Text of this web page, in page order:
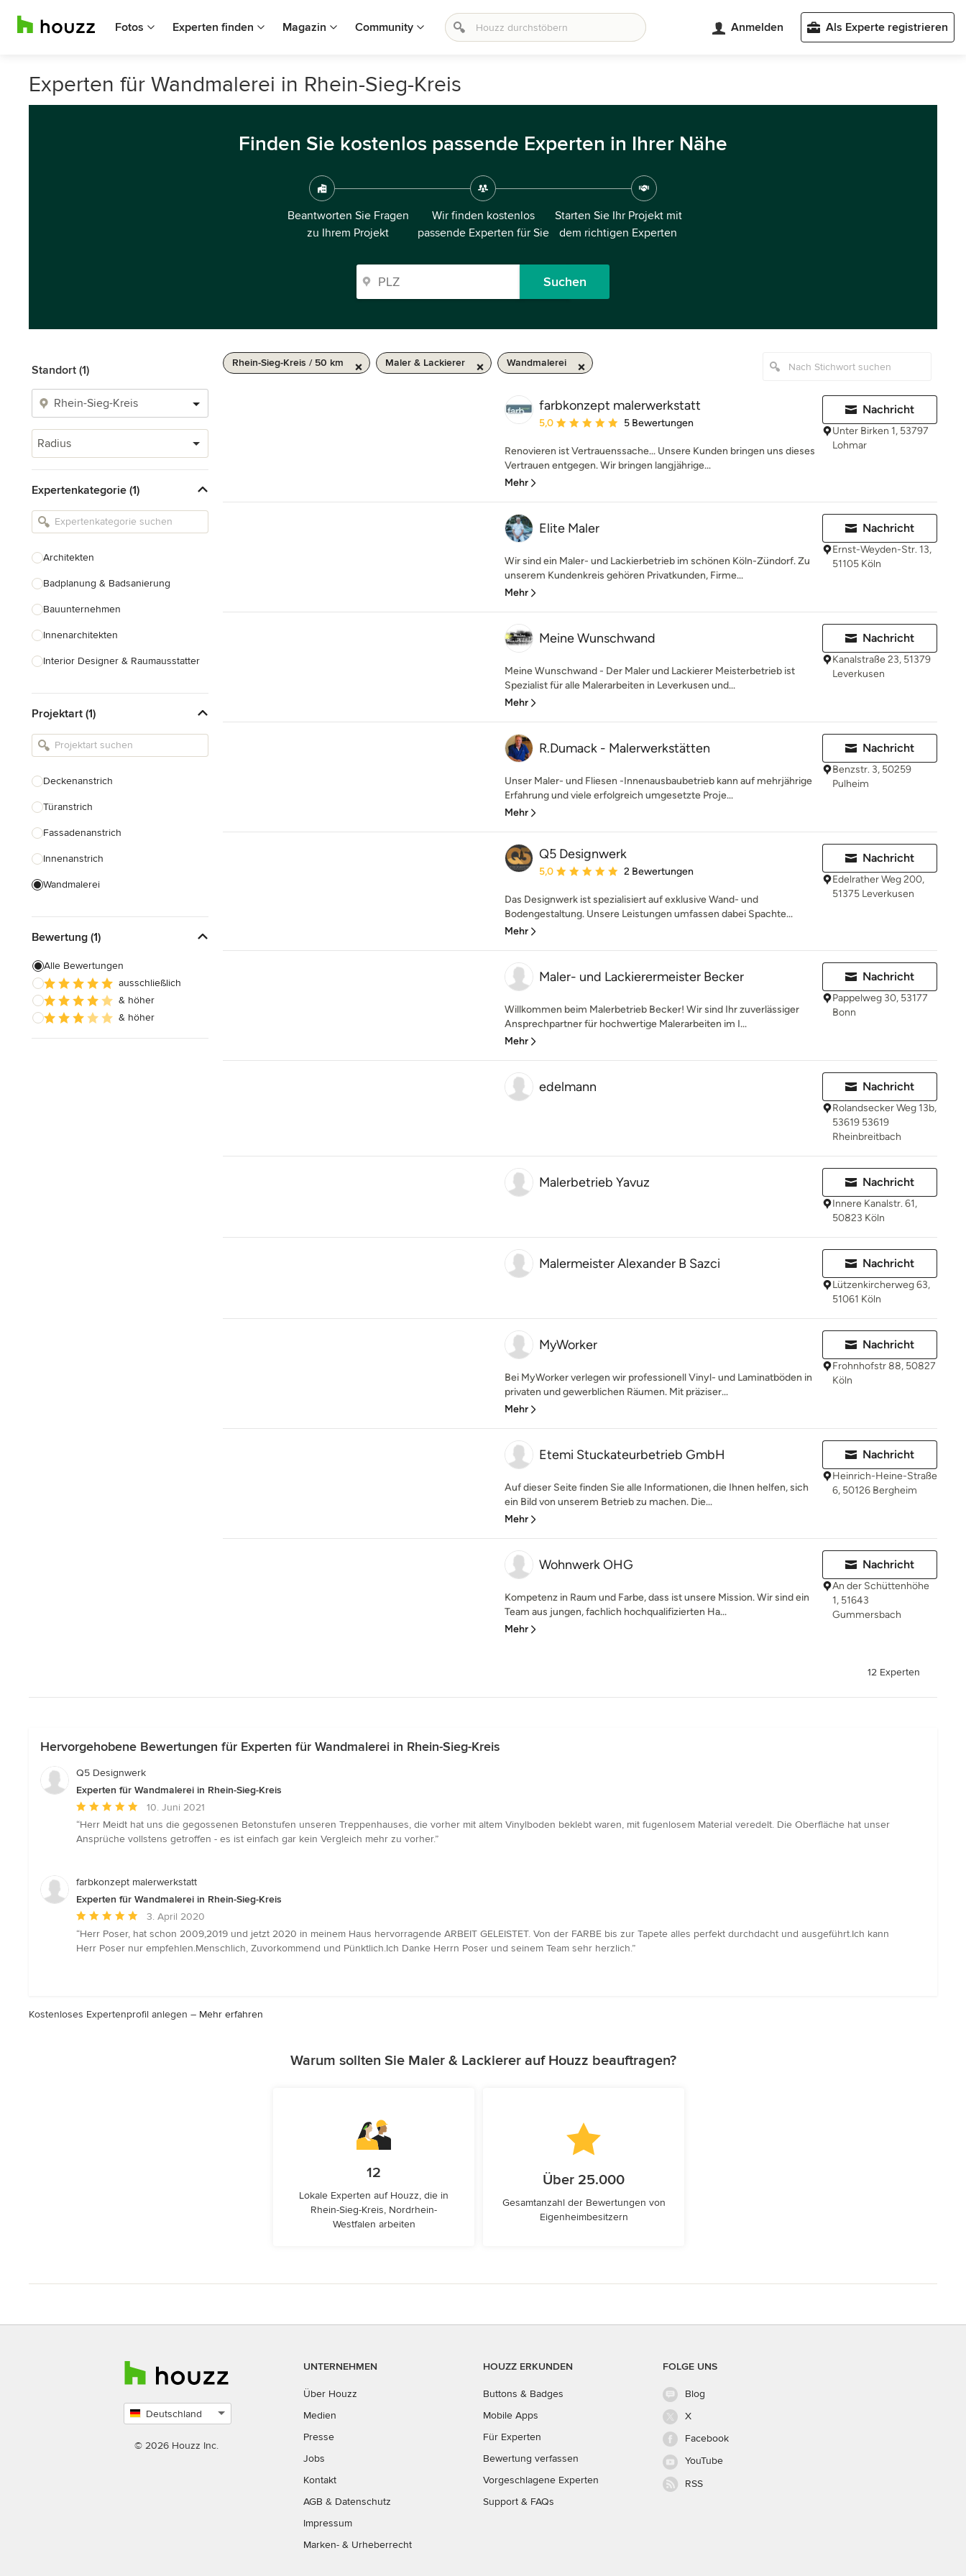
Fotos Experten finden Magazin Community Anmelden Als Experte registrieren
Experten für Wandmalerei in Rhein-Sieg-Kreis
Finden Sie kostenlos passende Experten in Ihrer Nähe
Beantworten Sie Fragen
zu Ihrem Projekt
Wir finden kostenlos
passende Experten für Sie
Starten Sie Ihr Projekt mit
dem richtigen Experten
Suchen
Standort (1)
Radius
Expertenkategorie (1)
Architekten
Badplanung & Badsanierung
Bauunternehmen
Innenarchitekten
Interior Designer & Raumausstatter
Landschaftsarchitekten
Armaturen & Sanitärbedarf
Projektart (1)
Deckenanstrich
Türanstrich
Fassadenanstrich
Innenanstrich
Wandmalerei
Tapezierung
Alle anzeigen
Bewertung (1)
Alle Bewertungen
ausschließlich
& höher
& höher
Rhein-Sieg-Kreis / 50 km Maler & Lackierer Wandmalerei
farbkonzept malerwerkstatt
Durchschnittliche Bewertung: 5 von 5 Sternen
5,0 5 Bewertungen
Renovieren ist Vertrauenssache... Unsere Kunden bringen uns dieses
Vertrauen entgegen. Wir bringen langjährige...
Mehr
Nachricht
Unter Birken 1, 53797
Lohmar
Elite Maler
Wir sind ein Maler- und Lackierbetrieb im schönen Köln-Zündorf. Zu
unserem Kundenkreis gehören Privatkunden, Firme...
Mehr
Nachricht
Ernst-Weyden-Str. 13,
51105 Köln
Meine Wunschwand
Meine Wunschwand - Der Maler und Lackierer Meisterbetrieb ist
Spezialist für alle Malerarbeiten in Leverkusen und...
Mehr
Nachricht
Kanalstraße 23, 51379
Leverkusen
R.Dumack - Malerwerkstätten
Unser Maler- und Fliesen -Innenausbaubetrieb kann auf mehrjährige
Erfahrung und viele erfolgreich umgesetzte Proje...
Mehr
Nachricht
Benzstr. 3, 50259
Pulheim
Q5 Designwerk
Durchschnittliche Bewertung: 5 von 5 Sternen
5,0 2 Bewertungen
Das Designwerk ist spezialisiert auf exklusive Wand- und
Bodengestaltung. Unsere Leistungen umfassen dabei Spachte...
Mehr
Nachricht
Edelrather Weg 200,
51375 Leverkusen
Maler- und Lackierermeister Becker
Willkommen beim Malerbetrieb Becker! Wir sind Ihr zuverlässiger
Ansprechpartner für hochwertige Malerarbeiten im I...
Mehr
Nachricht
Pappelweg 30, 53177
Bonn
edelmann Nachricht
Rolandsecker Weg 13b,
53619 53619
Rheinbreitbach
Malerbetrieb Yavuz Nachricht
Innere Kanalstr. 61,
50823 Köln
Malermeister Alexander B Sazci Nachricht
Lützenkircherweg 63,
51061 Köln
MyWorker
Bei MyWorker verlegen wir professionell Vinyl- und Laminatböden in
privaten und gewerblichen Räumen. Mit präziser...
Mehr
Nachricht
Frohnhofstr 88, 50827
Köln
Etemi Stuckateurbetrieb GmbH
Auf dieser Seite finden Sie alle Informationen, die Ihnen helfen, sich
ein Bild von unserem Betrieb zu machen. Die...
Mehr
Nachricht
Heinrich-Heine-Straße
6, 50126 Bergheim
Wohnwerk OHG
Kompetenz in Raum und Farbe, dass ist unsere Mission. Wir sind ein
Team aus jungen, fachlich hochqualifizierten Ha...
Mehr
Nachricht
An der Schüttenhöhe
1, 51643
Gummersbach
12 Experten
Hervorgehobene Bewertungen für Experten für Wandmalerei in Rhein-Sieg-Kreis
Q5 Designwerk
Experten für Wandmalerei in Rhein-Sieg-Kreis
Durchschnittliche
Bewertung:
5
Sternen
10. Juni 2021
“Herr Meidt hat uns die gegossenen Betonstufen unseren Treppenhauses, die vorher mit altem Vinylboden beklebt waren, mit fugenlosem Material veredelt. Die Oberfläche hat unser
Ansprüche vollstens getroffen - es ist einfach gar kein Vergleich mehr zu vorher.”
farbkonzept malerwerkstatt
Experten für Wandmalerei in Rhein-Sieg-Kreis
Durchschnittliche
Bewertung:
5
3. April 2020
“Herr Poser, hat schon 2009,2019 und jetzt 2020 in meinem Haus hervorragende ARBEIT GELEISTET. Von der FARBE bis zur Tapete alles perfekt durchdacht und ausgeführt.Ich kann
Herr Poser nur empfehlen.Menschlich, Zuvorkommend und Pünktlich.Ich Danke Herrn Poser und seinem Team sehr herzlich.”
Kostenloses Expertenprofil anlegen – Mehr erfahren
Warum sollten Sie Maler & Lackierer auf Houzz beauftragen?
12
Lokale Experten auf Houzz, die in
Rhein-Sieg-Kreis, Nordrhein-
Westfalen arbeiten
Über 25.000
Gesamtanzahl der Bewertungen von
Eigenheimbesitzern
Deutschland
auswählen
© 2026 Houzz Inc.
UNTERNEHMEN
Über Houzz
Medien
Presse
Jobs
Kontakt
AGB & Datenschutz
Impressum
Marken- & Urheberrecht
HOUZZ ERKUNDEN
Buttons & Badges
Mobile Apps
Für Experten
Bewertung verfassen
Vorgeschlagene Experten
Support & FAQs
FOLGE UNS
Blog
X
Facebook
YouTube
RSS